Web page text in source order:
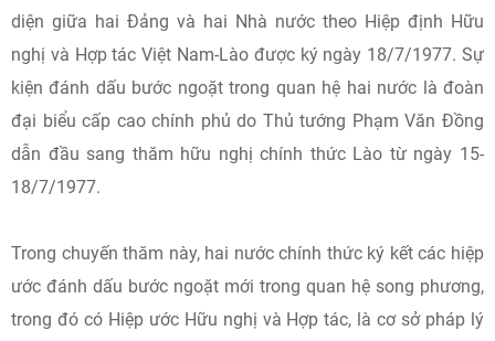
diện giữa hai Đảng và hai Nhà nước theo Hiệp định Hữu
nghị và Hợp tác Việt Nam-Lào được ký ngày 18/7/1977. Sự
kiện đánh dấu bước ngoặt trong quan hệ hai nước là đoàn
đại biểu cấp cao chính phủ do Thủ tướng Phạm Văn Đồng
dẫn đầu sang thăm hữu nghị chính thức Lào từ ngày 15-
18/7/1977.
Trong chuyến thăm này, hai nước chính thức ký kết các hiệp
ước đánh dấu bước ngoặt mới trong quan hệ song phương,
trong đó có Hiệp ước Hữu nghị và Hợp tác, là cơ sở pháp lý